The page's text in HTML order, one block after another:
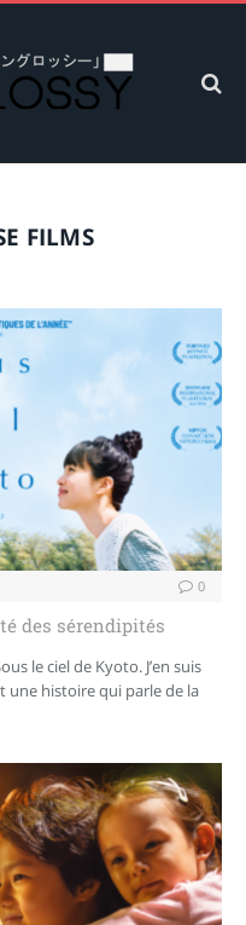
FILMS
0
des sérendipités
le ciel de Kyoto. J’en suis
une histoire qui parle de la